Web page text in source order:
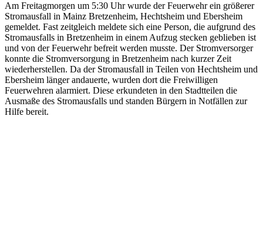
Am Freitagmorgen um 5:30 Uhr wurde der Feuerwehr ein größerer
Stromausfall in Mainz Bretzenheim, Hechtsheim und Ebersheim
gemeldet. Fast zeitgleich meldete sich eine Person, die aufgrund des
Stromausfalls in Bretzenheim in einem Aufzug stecken geblieben ist
und von der Feuerwehr befreit werden musste. Der Stromversorger
konnte die Stromversorgung in Bretzenheim nach kurzer Zeit
wiederherstellen. Da der Stromausfall in Teilen von Hechtsheim und
Ebersheim länger andauerte, wurden dort die Freiwilligen
Feuerwehren alarmiert. Diese erkundeten in den Stadtteilen die
Ausmaße des Stromausfalls und standen Bürgern in Notfällen zur
Hilfe bereit.